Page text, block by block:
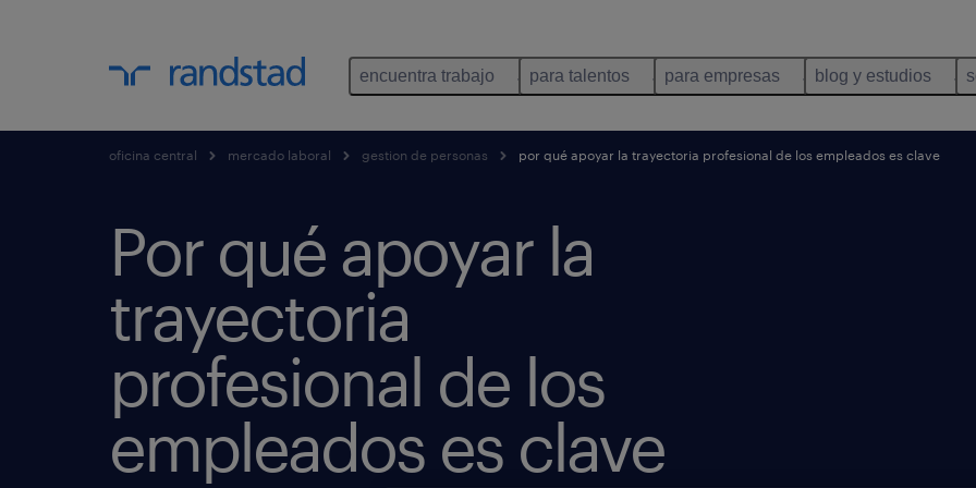
encuentra trabajo para talentos para empresas blog y estudios
oficina central mercado laboral gestion de personas por qué apoyar la trayectoria profesional de los empleados es clave
Por qué apoyar la
trayectoria
profesional de los
empleados es clave